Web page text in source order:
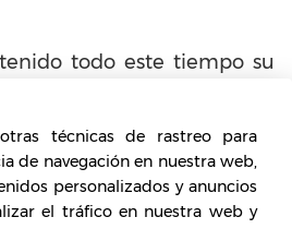
todo este tiempo su
es una característica
de este museo.
técnicas de rastreo para
de navegación en nuestra web,
personalizados y anuncios
el tráfico en nuestra web y